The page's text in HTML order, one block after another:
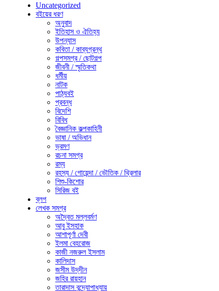
Uncategorized
বইয়ের ধরণ
অনুবাদ
ইতিহাস ও ঐতিহ্য
উপন্যাস
কবিতা / কাব্যগ্রন্থ
গল্পসমগ্র / ছোটগল্প
জীবনী / স্মৃতিকথা
ধর্মীয়
নাটক
পাঠ্যবই
প্রবন্ধ
বিদেশি
বিবিধ
বৈজ্ঞানিক কল্পকাহিনী
ভাষা / অভিধান
ভ্রমণ
রচনা সমগ্র
রম্য
রহস্য / গোয়েন্দা / ভৌতিক / থ্রিলার
শিশু-কিশোর
সিরিজ বই
ব্লগ
লেখক সমগ্র
অদ্বৈত মল্লবর্মণ
আবু ইসহাক
আশাপূর্ণা দেবী
ইলমা বেহরোজ
কাজী নজরুল ইসলাম
কালিদাস
জসীম উদ্‌দীন
জহির রায়হান
তারাদাস বন্দ্যোপাধ্যায়